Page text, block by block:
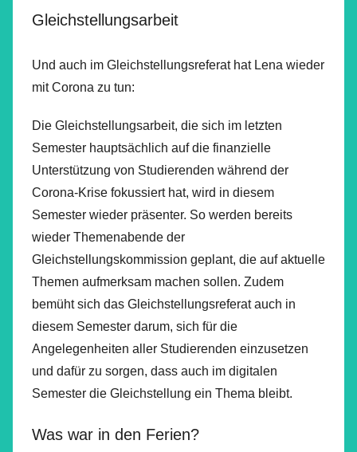
Gleichstellungsarbeit
Und auch im Gleichstellungsreferat hat Lena wieder
mit Corona zu tun:
Die Gleichstellungsarbeit, die sich im letzten
Semester hauptsächlich auf die finanzielle
Unterstützung von Studierenden während der
Corona-Krise fokussiert hat, wird in diesem
Semester wieder präsenter. So werden bereits
wieder Themenabende der
Gleichstellungskommission geplant, die auf aktuelle
Themen aufmerksam machen sollen. Zudem
bemüht sich das Gleichstellungsreferat auch in
diesem Semester darum, sich für die
Angelegenheiten aller Studierenden einzusetzen
und dafür zu sorgen, dass auch im digitalen
Semester die Gleichstellung ein Thema bleibt.
Was war in den Ferien?